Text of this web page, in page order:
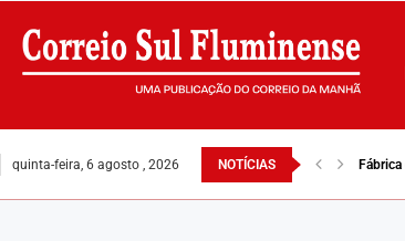
quinta-feira, 6 agosto , 2026 NOTÍCIAS